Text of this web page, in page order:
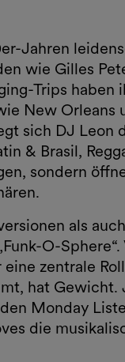
Jahren
wie Gilles
Trips
New
sich DJ Leon
& Brasil,
sondern
als
O-
zentrale
hat
Monday
die